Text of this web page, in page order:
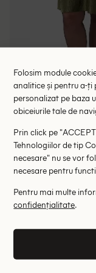
Rochie scurta
RRP:
Folosim module
analitice și pentru a-
personalizat pe baza
obiceiurile tale de
Prin click pe
Tehnologiilor de tip
necesare" nu se vor
necesare pentru
Pentru mai multe
confidențialitate.